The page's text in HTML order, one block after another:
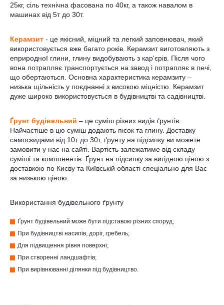
25кг, сіль технічна фасована по 40кг, а також навалом в
машинах від 5т до 30т.
Керамзит - це якісний, міцний та легкий заповнювач, який
використовується вже багато років. Керамзит виготовляють з
еприродної глини, глину видобувають з кар'єрів. Після чого
вона потрапляє транспортується на завод і потрапляє в печі,
що обертаються. Основна характеристика керамзиту –
низька щільність у поєднанні з високою міцністю. Керамзит
дуже широко використовується в будівництві та садівництві.
Ґрунт будівельний – це суміш різних видів ґрунтів.
Найчастіше в цю суміш додають пісок та глину. Доставку
самоскидами від 10т до 30т, ґрунту на підсипку ви можете
замовити у нас на сайті. Вартість залежатиме від складу
суміші та компонентів. Ґрунт на підсипку за вигідною ціною з
доставкою по Києву та Київській області спеціально для Вас
за низькою ціною.
Використання будівельного ґрунту
Ґрунт будівельний може бути підставою різних споруд;
При будівництві насипів, доріг, гребель;
Для підвищення рівня поверхні;
При створенні ландшафтів;
При вирівнюванні ділянки під будівництво.